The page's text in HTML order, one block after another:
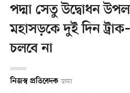
পদ্মা সেতু উদ্বোধন
মহাসড়কে দুই দিন
চলবে না
নিজস্ব প্রতিবেদক ঢাকা